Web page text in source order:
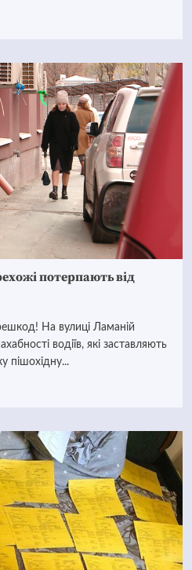
потерпають від
На вулиці Ламаній
водіїв, які заставляють
пішохідну...